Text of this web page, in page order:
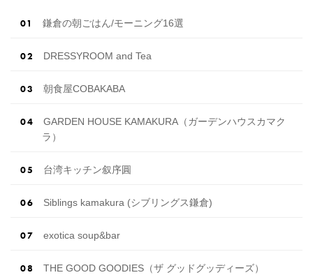
鎌倉の朝ごはん/モーニング16選
DRESSYROOM and Tea
朝食屋COBAKABA
GARDEN HOUSE KAMAKURA（ガーデンハウスカマク
ラ）
台湾キッチン叙序圓
Siblings kamakura (シブリングス鎌倉)
exotica soup&bar
THE GOOD GOODIES（ザ グッドグッディーズ）